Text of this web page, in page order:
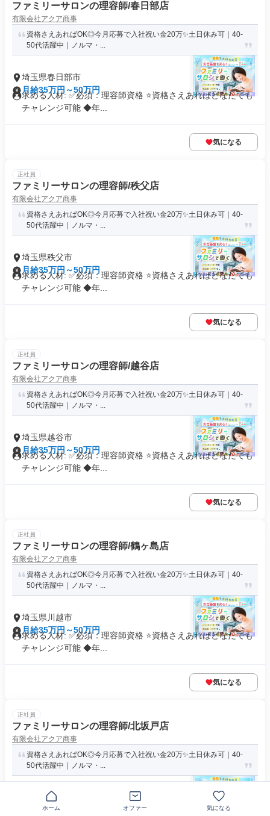
ファミリーサロンの理容師/春日部店
有限会社アクア商事
資格さえあればOK◎今月応募で入社祝い金20万✨️土日休み可｜40-
50代活躍中｜ノルマ・...
埼玉県春日部市
月給35万円～50万円
求める人材: ✅必須：理容師資格 ⭐️資格さえあればどなたでも
チャレンジ可能 ◆年...
気になる
正社員
ファミリーサロンの理容師/秩父店
有限会社アクア商事
資格さえあればOK◎今月応募で入社祝い金20万✨️土日休み可｜40-
50代活躍中｜ノルマ・...
埼玉県秩父市
月給35万円～50万円
求める人材: ✅必須：理容師資格 ⭐️資格さえあればどなたでも
チャレンジ可能 ◆年...
気になる
正社員
ファミリーサロンの理容師/越谷店
有限会社アクア商事
資格さえあればOK◎今月応募で入社祝い金20万✨️土日休み可｜40-
50代活躍中｜ノルマ・...
埼玉県越谷市
月給35万円～50万円
求める人材: ✅必須：理容師資格 ⭐️資格さえあればどなたでも
チャレンジ可能 ◆年...
気になる
正社員
ファミリーサロンの理容師/鶴ヶ島店
有限会社アクア商事
資格さえあればOK◎今月応募で入社祝い金20万✨️土日休み可｜40-
50代活躍中｜ノルマ・...
埼玉県川越市
月給35万円～50万円
求める人材: ✅必須：理容師資格 ⭐️資格さえあればどなたでも
チャレンジ可能 ◆年...
気になる
正社員
ファミリーサロンの理容師/北坂戸店
有限会社アクア商事
資格さえあればOK◎今月応募で入社祝い金20万✨️土日休み可｜40-
50代活躍中｜ノルマ・...
埼玉県坂戸市
月給35万円～50万円
ホーム オファー 気になる